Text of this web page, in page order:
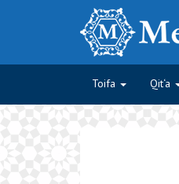
Toifa Qit‘a